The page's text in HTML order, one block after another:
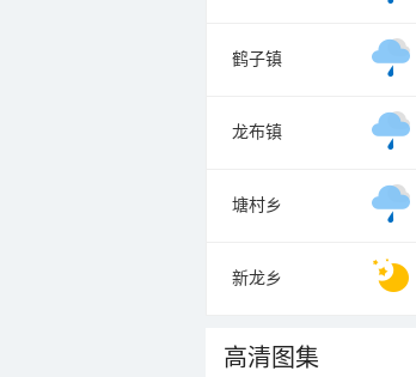
鹤子镇
龙布镇
塘村乡
新龙乡
高清图集